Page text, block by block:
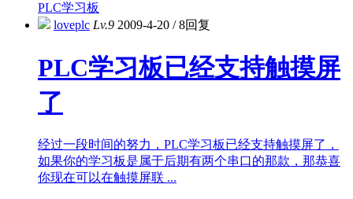
PLC学习板
loveplc Lv.9 2009-4-20 /8回复
PLC学习板已经支持触摸屏
了
经过一段时间的努力，PLC学习板已经支持触摸屏了，
如果你的学习板是属于后期有两个串口的那款，那恭喜
你现在可以在触摸屏联 ...